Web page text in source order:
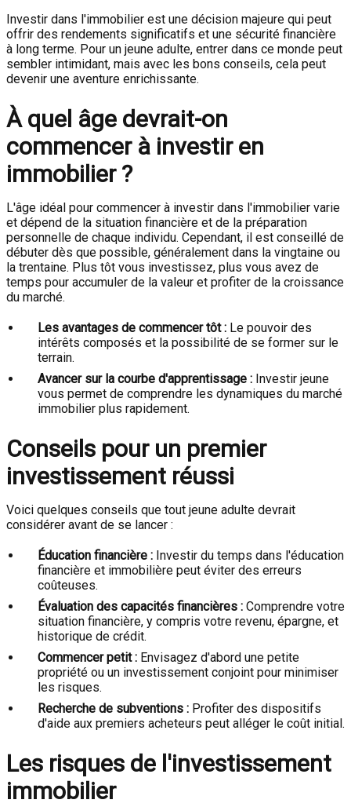
Investir dans l'immobilier est une décision majeure qui peut
offrir des rendements significatifs et une sécurité financière
à long terme. Pour un jeune adulte, entrer dans ce monde peut
sembler intimidant, mais avec les bons conseils, cela peut
devenir une aventure enrichissante.
À quel âge devrait-on
commencer à investir en
immobilier ?
L'âge idéal pour commencer à investir dans l'immobilier varie
et dépend de la situation financière et de la préparation
personnelle de chaque individu. Cependant, il est conseillé de
débuter dès que possible, généralement dans la vingtaine ou
la trentaine. Plus tôt vous investissez, plus vous avez de
temps pour accumuler de la valeur et profiter de la croissance
du marché.
Les avantages de commencer tôt : Le pouvoir des
intérêts composés et la possibilité de se former sur le
terrain.
Avancer sur la courbe d'apprentissage : Investir jeune
vous permet de comprendre les dynamiques du marché
immobilier plus rapidement.
Conseils pour un premier
investissement réussi
Voici quelques conseils que tout jeune adulte devrait
considérer avant de se lancer :
Éducation financière : Investir du temps dans l'éducation
financière et immobilière peut éviter des erreurs
coûteuses.
Évaluation des capacités financières : Comprendre votre
situation financière, y compris votre revenu, épargne, et
historique de crédit.
Commencer petit : Envisagez d'abord une petite
propriété ou un investissement conjoint pour minimiser
les risques.
Recherche de subventions : Profiter des dispositifs
d'aide aux premiers acheteurs peut alléger le coût initial.
Les risques de l'investissement
immobilier